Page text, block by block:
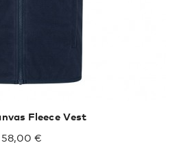
Fleece Vest
58,00 €